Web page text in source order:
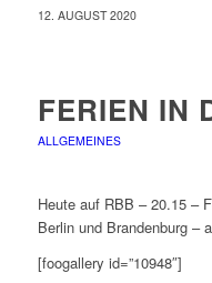
12. AUGUST 2020
FERIEN IN
ALLGEMEINES
Heute auf RBB – 20.15 –
Berlin und Brandenburg –
[foogallery id=”10948″]